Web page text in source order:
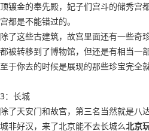
顶镀金的奉先殿，妃子们宫斗的储秀宫
宫都是不能错过的。
除了这些古建筑，故宫里面还有一些奇
都被转移到了博物馆，但还是有相当一
至于你去的时候是展现的那些珍宝完全
3：长城
除了天安门和故宫，第三名当然就是八
城非好汉，来了北京能不去长城么北京